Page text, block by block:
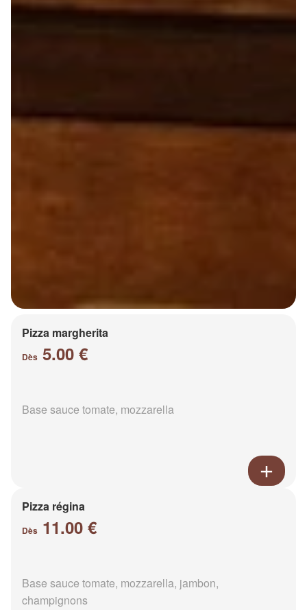
Pizza margherita
Dès 5.00 €
Base sauce tomate, mozzarella
Pizza régina
Dès 11.00 €
Base sauce tomate, mozzarella, jambon,
champignons